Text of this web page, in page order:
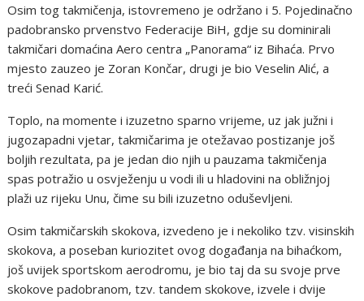
Osim tog takmičenja, istovremeno je održano i 5. Pojedinačno
padobransko prvenstvo Federacije BiH, gdje su dominirali
takmičari domaćina Aero centra „Panorama“ iz Bihaća. Prvo
mjesto zauzeo je Zoran Končar, drugi je bio Veselin Alić, a
treći Senad Karić.
Toplo, na momente i izuzetno sparno vrijeme, uz jak južni i
jugozapadni vjetar, takmičarima je otežavao postizanje još
boljih rezultata, pa je jedan dio njih u pauzama takmičenja
spas potražio u osvježenju u vodi ili u hladovini na obližnjoj
plaži uz rijeku Unu, čime su bili izuzetno oduševljeni.
Osim takmičarskih skokova, izvedeno je i nekoliko tzv. visinskih
skokova, a poseban kuriozitet ovog događanja na bihaćkom,
još uvijek sportskom aerodromu, je bio taj da su svoje prve
skokove padobranom, tzv. tandem skokove, izvele i dvije